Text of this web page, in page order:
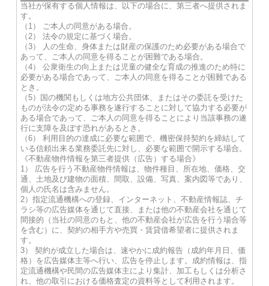
当社が保有する個人情報は、以下の場合に、第三者へ提供されま
す。
（1） ご本人の同意がある場合。
（2） 法令の規定に基づく場合。
（3） 人の生命、身体または財産の保護のため必要がある場合で
あって、ご本人の同意を得ることが困難である場合。
（4） 公衆衛生の向上または児童の健全な育成の推進のため特に
必要がある場合であって、ご本人の同意を得ることが困難である
とき。
（5）国の機関もしくは地方公共団体、またはその委託を受けた
ものが法令の定める事務を遂行することに対して協力する必要が
ある場合であって、ご本人の同意を得ることにより当該事務の遂
行に支障を及ぼす恐れがあるとき。
（6） 利用目的の達成に必要な範囲で、機密保持契約を締結して
いる信頼出来る業務委託先に対し、必要な範囲で開示する場合。
《不動産物件情報を第三者提供（広告）する場合》
1） 広告を行う不動産物件情報は、物件種目、所在地、価格、交
通、土地及び建物の面積、間取、設備、写真、案内図等であり、
個人の氏名は含みません。
2）指定流通機構への登録、インターネット、不動産情報誌、チ
ラシ等の広告媒体を通じて直接、または他の不動産会社を通じて
間接的（当社の同意のもと、他の不動産会社が広告を行う場合等
を含む）に、契約の相手方や売買・賃貸借希望者に提供されま
す。
3） 契約が成立した場合は、速やかに成約報告（成約年月日、価
格）を広告媒体主等へ行い、広告を停止します。成約情報は、指
定流通機構や民間の広告媒体主により集計、加工もしくは分析さ
れ、他の取引における価格査定の資料等として利用されます。